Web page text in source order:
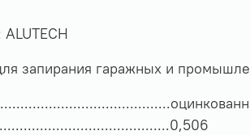
ALUTECH
запирания гаражных и